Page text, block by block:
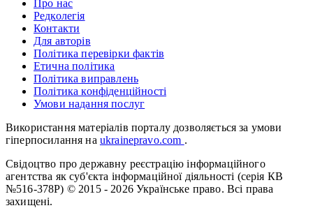
Про нас
Редколегія
Контакти
Для авторів
Політика перевірки фактів
Етична політика
Політика виправлень
Політика конфіденційності
Умови надання послуг
Використання матеріалів порталу дозволяється за умови
гіперпосилання на ukrainepravo.com .
Свідоцтво про державну реєстрацію інформаційного
агентства як суб'єкта інформаційної діяльності (серія КВ
№516-378Р) © 2015 - 2026 Українське право. Всі права
захищені.